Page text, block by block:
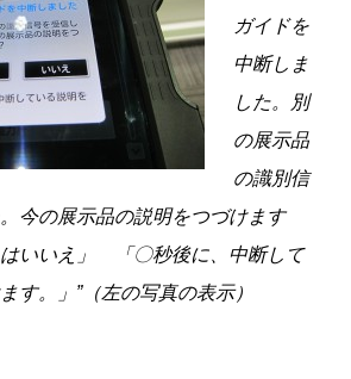
ガイドを
中断しま
した。別
の展示品
の識別信
今の展示品の説明をつづけます
いいえ」 「〇秒後に、中断して
す。」”（左の写真の表示）